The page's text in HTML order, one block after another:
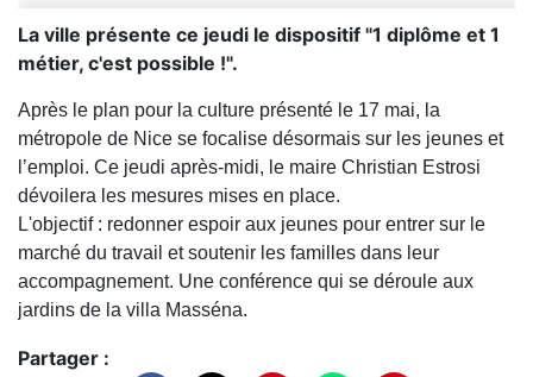
La ville présente ce jeudi le dispositif "1 diplôme et 1
métier, c'est possible !".
Après le plan pour la culture présenté le 17 mai, la
métropole de Nice se focalise désormais sur les jeunes et
l’emploi. Ce jeudi après-midi, le maire Christian Estrosi
dévoilera les mesures mises en place.
L'objectif : redonner espoir aux jeunes pour entrer sur le
marché du travail et soutenir les familles dans leur
accompagnement. Une conférence qui se déroule aux
jardins de la villa Masséna.
Partager :